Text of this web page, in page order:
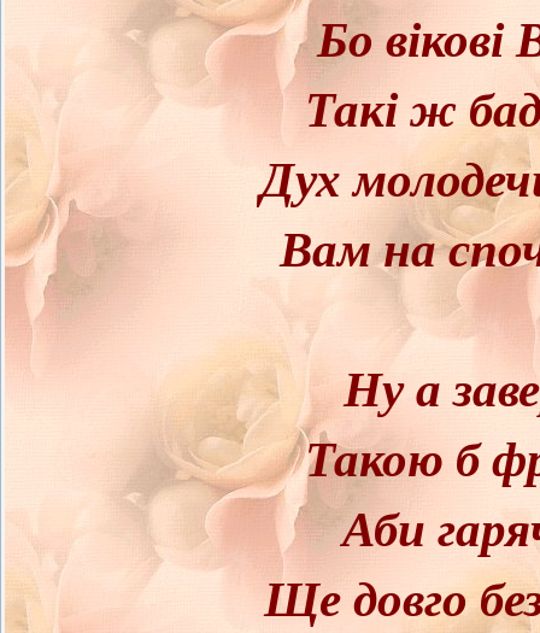
Бо вікові
Такі ж
Дух
Вам на
Ну а
Такою б
Аби
Ще довго